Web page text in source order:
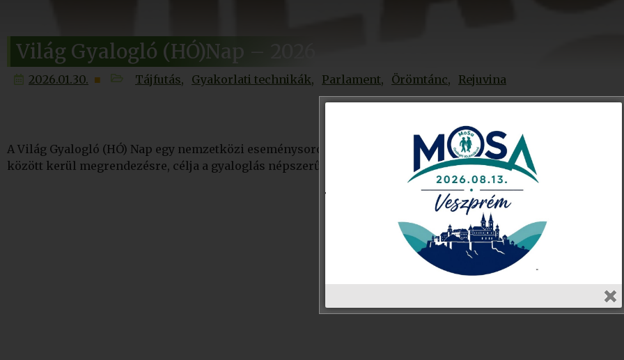
Világ Gyalogló (HÓ)Nap – 2026
2026.01.30. Tájfutás Gyakorlati technikák Parlament Örömtánc Rejuvina
A Világ Gyalogló (HÓ) Nap egy nemzetközi eseménysorozat, október1 – 31
között kerül megrendezésre, célja a gyaloglás népszerűsítése egészségeséletmódelősegítése.